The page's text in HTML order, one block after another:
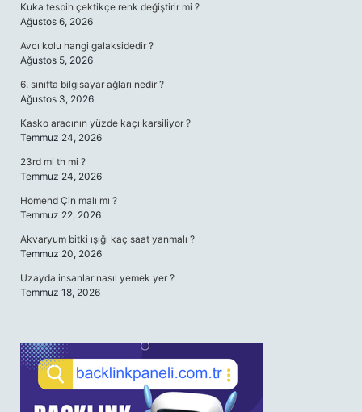
Kuka tesbih çektikçe renk değiştirir mi ?
Ağustos 6, 2026
Avcı kolu hangi galaksidedir ?
Ağustos 5, 2026
6. sınıfta bilgisayar ağları nedir ?
Ağustos 3, 2026
Kasko aracının yüzde kaçı karsiliyor ?
Temmuz 24, 2026
23rd mi th mi ?
Temmuz 24, 2026
Homend Çin malı mı ?
Temmuz 22, 2026
Akvaryum bitki ışığı kaç saat yanmalı ?
Temmuz 20, 2026
Uzayda insanlar nasıl yemek yer ?
Temmuz 18, 2026